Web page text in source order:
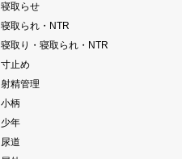
寝取らせ
寝取られ・NTR
寝取り・寝取られ・NTR
寸止め
射精管理
小柄
少年
尿道